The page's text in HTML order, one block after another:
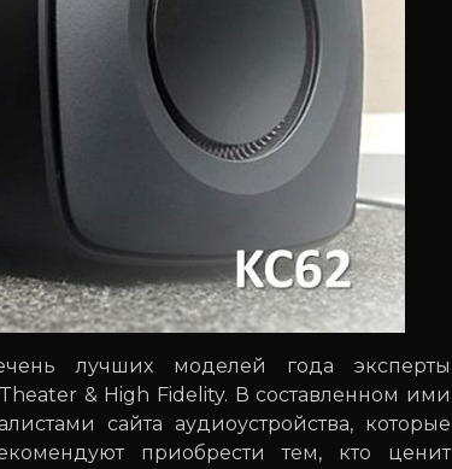
лучших моделей года эксперты
& High Fidelity. В составленном ими
сайта аудиоустройства, которые
приобрести тем, кто ценит